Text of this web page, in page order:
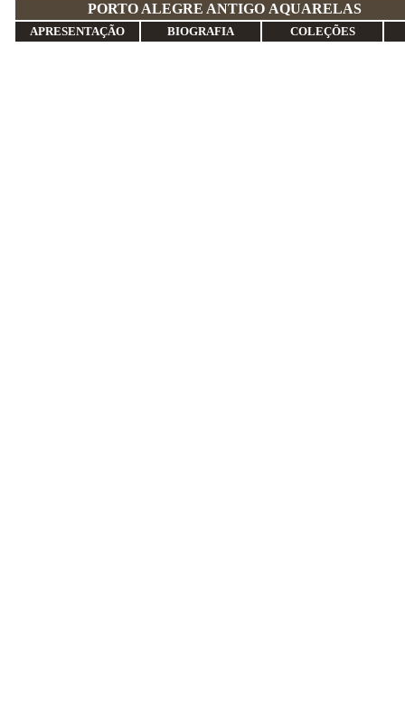
PORTO ALEGRE ANTIGO
APRESENTAÇÃO BIOGRAFIA COLEÇÕES